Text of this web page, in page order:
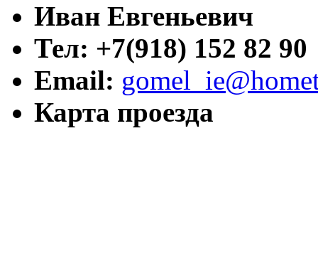
Иван Евгеньевич
Тел: +7(918) 152 82 90
Email:
Карта проезда